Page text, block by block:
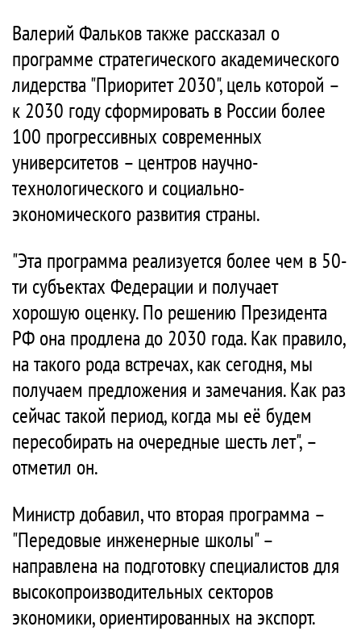
Валерий Фальков также рассказал о
программе стратегического академического
лидерства "Приоритет 2030", цель которой –
к 2030 году сформировать в России более
100 прогрессивных современных
университетов – центров научно-
технологического и социально-
экономического развития страны.
"Эта программа реализуется более чем в 50-
ти субъектах Федерации и получает
хорошую оценку. По решению Президента
РФ она продлена до 2030 года. Как правило,
на такого рода встречах, как сегодня, мы
получаем предложения и замечания. Как раз
сейчас такой период, когда мы её будем
пересобирать на очередные шесть лет", –
отметил он.
Министр добавил, что вторая программа –
"Передовые инженерные школы" –
направлена на подготовку специалистов для
высокопроизводительных секторов
экономики, ориентированных на экспорт.